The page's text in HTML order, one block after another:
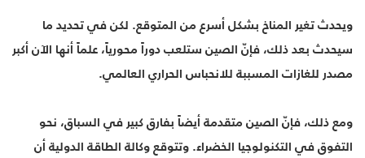
ويحدث تغير المناخ بشكل أسرع من المتوقع. لكن في تحديد ما
سيحدث بعد ذلك، فإنّ الصين ستلعب دوراً محورياً، علماً أنها الآن أكبر
مصدر للغازات المسببة للانحباس الحراري العالمي.
ومع ذلك، فإنّ الصين متقدمة أيضاً بفارق كبير في السباق، نحو
التفوق في التكنولوجيا الخضراء. وتتوقع وكالة الطاقة الدولية أن